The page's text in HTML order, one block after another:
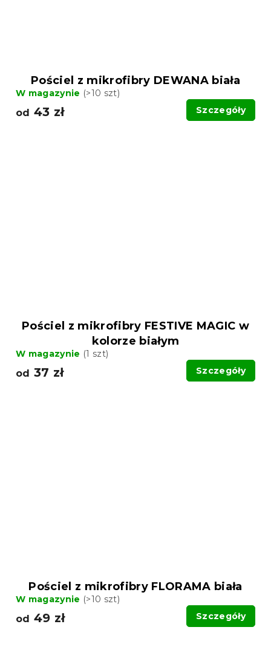
Pościel z mikrofibry DEWANA biała
W magazynie (>10 szt)
od 43 zł Szczegóły
Pościel z mikrofibry FESTIVE MAGIC w
kolorze białym
W magazynie (1 szt)
od 37 zł Szczegóły
Pościel z mikrofibry FLORAMA biała
W magazynie (>10 szt)
od 49 zł Szczegóły